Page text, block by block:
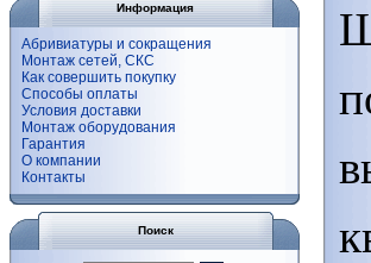
Информация
Абривиатуры и сокращения
Монтаж сетей, СКС
Как совершить покупку
Способы оплаты
Условия доставки
Монтаж оборудования
Гарантия
О компании
Контакты
Поиск